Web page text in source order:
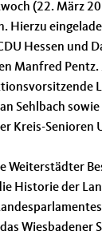
(22. März
Hierzu
Hessen und
Manfred
Sehlbach
Kreis-Senioren
Weiterstädter
Historie der
Wiesbadener